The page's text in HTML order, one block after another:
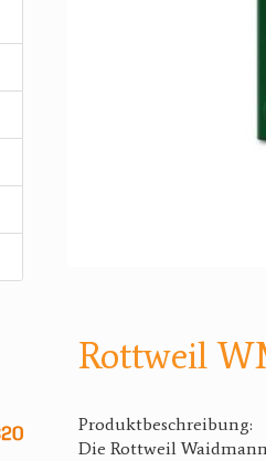
Rottweil
Produktbeschreibung:
Die Rottweil